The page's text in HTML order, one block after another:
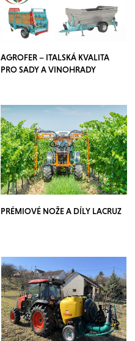
AGROFER – ITALSKÁ KVALITA
PRO SADY A VINOHRADY
PRÉMIOVÉ NOŽE A DÍLY LACRUZ